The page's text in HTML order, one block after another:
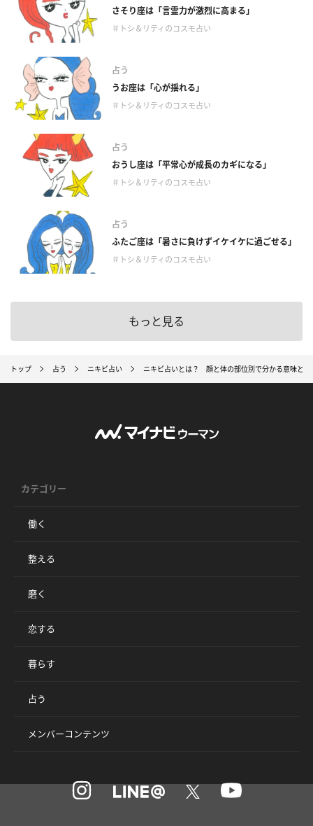
さそり座は「言霊力が激烈に高まる」
＃トシ＆リティのコスモ占い
占う
うお座は「心が揺れる」
＃トシ＆リティのコスモ占い
占う
おうし座は「平常心が成長のカギになる」
＃トシ＆リティのコスモ占い
占う
ふたご座は「暑さに負けずイケイケに過ごせる」
＃トシ＆リティのコスモ占い
もっと見る
トップ 占う ニキビ占い ニキビ占いとは？ 顔と体の部位別で分かる意味と運
カテゴリー
働く
整える
磨く
恋する
暮らす
占う
メンバーコンテンツ